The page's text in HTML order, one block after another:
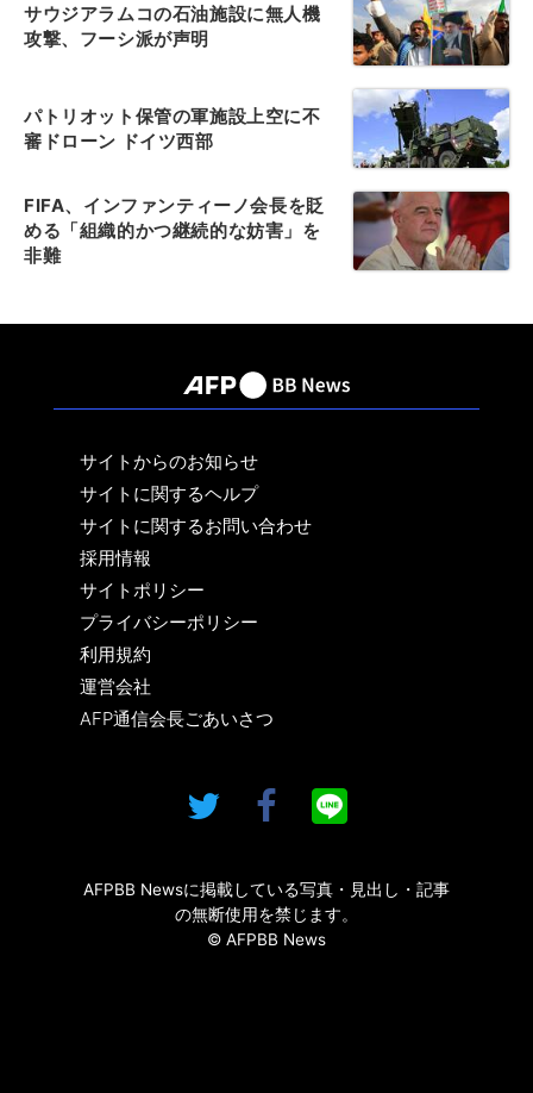
サウジアラムコの石油施設に無人機
攻撃、フーシ派が声明
パトリオット保管の軍施設上空に不
審ドローン ドイツ西部
FIFA、インファンティーノ会長を貶
める「組織的かつ継続的な妨害」を
非難
サイトからのお知らせ
サイトに関するヘルプ
サイトに関するお問い合わせ
採用情報
サイトポリシー
プライバシーポリシー
利用規約
運営会社
AFP通信会長ごあいさつ
AFPBB Newsに掲載している写真・見出し・記事
の無断使用を禁じます。
© AFPBB News